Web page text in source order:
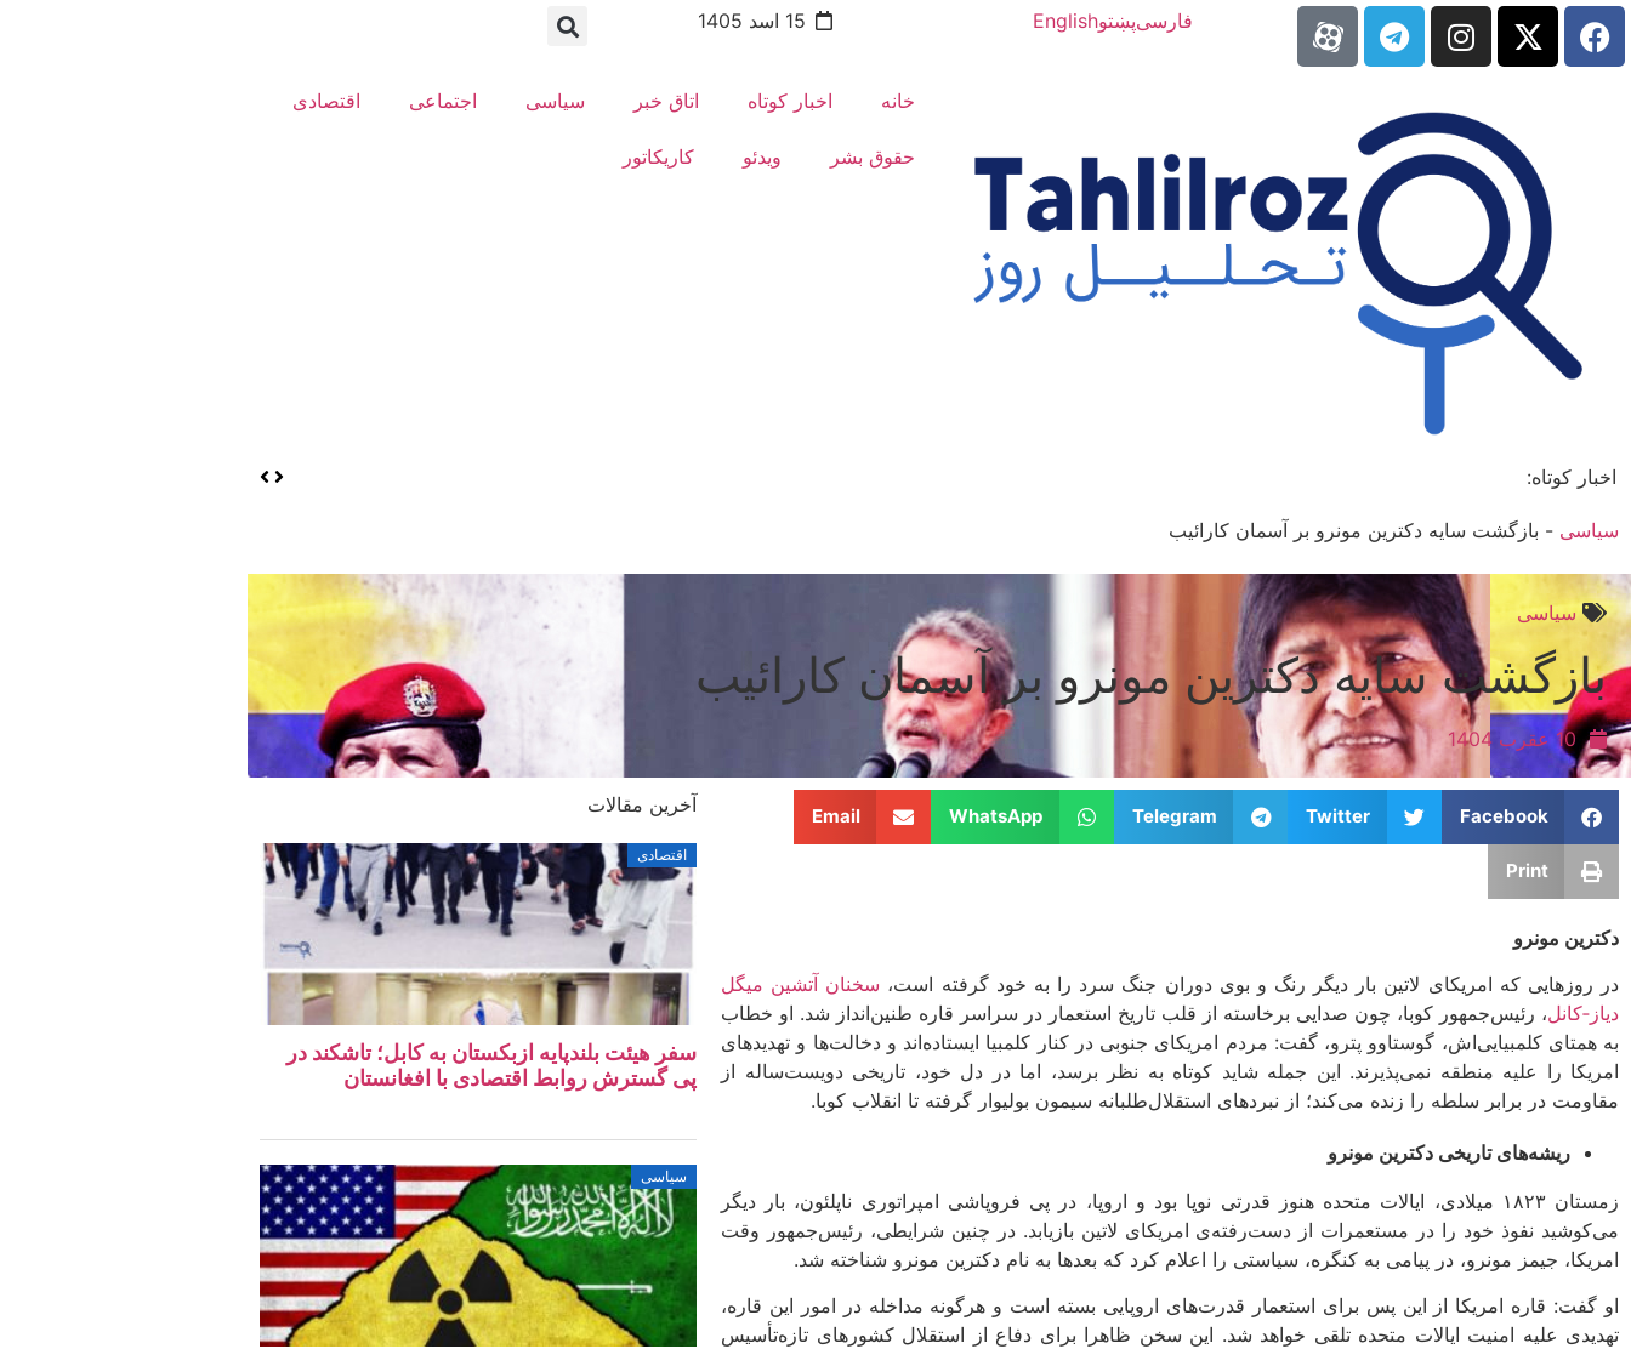
فارسیپښتوEnglish 15 اسد 1405
خانه اخبار کوتاه اتاق خبر سیاسی اجتماعی اقتصادی
حقوق بشر ویدئو کاریکاتور
اخبار کوتاه:
سیاسی - بازگشت سایه‌ دکترین مونرو بر آسمان کارائیب
سیاسی
بازگشت سایه‌ دکترین مونرو بر آسمان کارائیب
10 عقرب 1404
Facebook
Twitter
Telegram
WhatsApp
Email
Print
دکترین مونرو
در روزهایی که امریکای لاتین بار دیگر رنگ و بوی دوران جنگ سرد را به خود گرفته است، سخنان آتشین میگل
دیاز‐کانل، رئیس‌جمهور کوبا، چون صدایی برخاسته از قلب تاریخ استعمار در سراسر قاره طنین‌انداز شد. او خطاب
به همتای کلمبیایی‌اش، گوستاوو پترو، گفت: مردم امریکای جنوبی در کنار کلمبیا ایستاده‌اند و دخالت‌ها و تهدیدهای
امریکا را علیه منطقه نمی‌پذیرند. این جمله شاید کوتاه به نظر برسد، اما در دل خود، تاریخی دویست‌ساله از
مقاومت در برابر سلطه را زنده می‌کند؛ از نبردهای استقلال‌طلبانه‌ سیمون بولیوار گرفته تا انقلاب کوبا.
ریشه‌های تاریخی دکترین مونرو
زمستان ۱۸۲۳ میلادی، ایالات متحده هنوز قدرتی نوپا بود و اروپا، در پی فروپاشی امپراتوری ناپلئون، بار دیگر
می‌کوشید نفوذ خود را در مستعمرات از دست‌رفته‌ی امریکای لاتین بازیابد. در چنین شرایطی، رئیس‌جمهور وقت
امریکا، جیمز مونرو، در پیامی به کنگره، سیاستی را اعلام کرد که بعدها به نام دکترین مونرو شناخته شد.
او گفت: قاره‌ امریکا از این پس برای استعمار قدرت‌های اروپایی بسته است و هرگونه مداخله در امور این قاره،
تهدیدی علیه امنیت ایالات متحده تلقی خواهد شد. این سخن ظاهرا برای دفاع از استقلال کشورهای تازه‌تأسیس
آخرین مقالات
اقتصادی
سفر هیئت بلندپایه ازبکستان به کابل؛ تاشکند در
پی گسترش روابط اقتصادی با افغانستان
سیاسی